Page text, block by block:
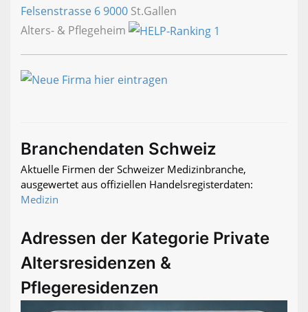
Felsenstrasse 6 9000 St.Gallen
Alters- & Pflegeheim
Branchendaten Schweiz
Aktuelle Firmen der Schweizer Medizinbranche,
ausgewertet aus offiziellen Handelsregisterdaten:
Medizin
Adressen der Kategorie Private
Altersresidenzen &
Pflegeresidenzen